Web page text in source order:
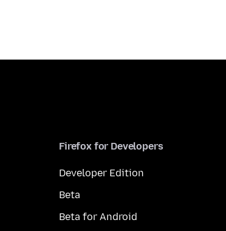
Firefox for Developers
Developer Edition
Beta
Beta for Android